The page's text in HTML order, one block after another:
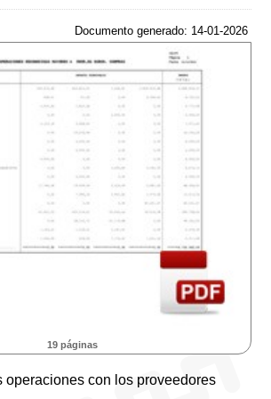
Documento generado: 14-01-2026
19 páginas
operaciones con los proveedores